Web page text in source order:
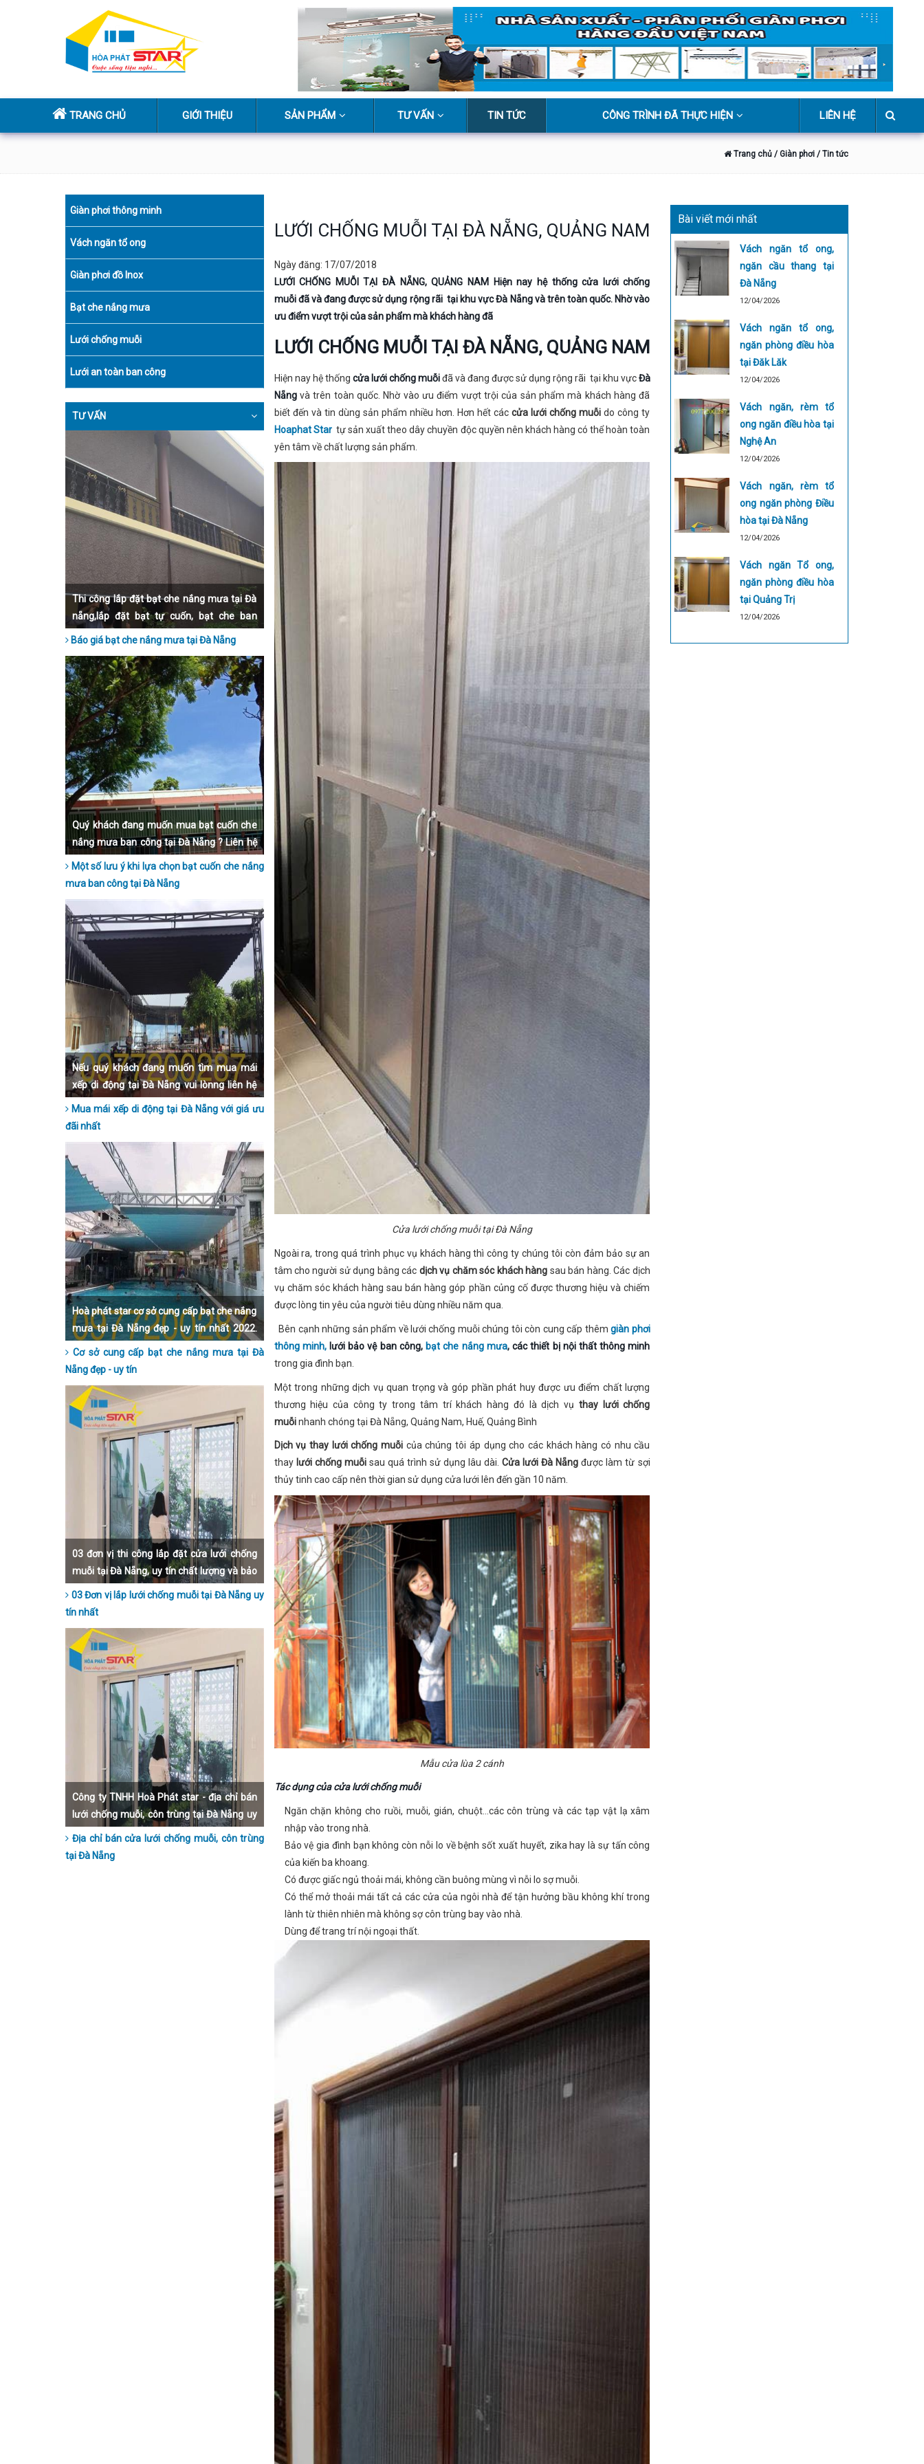
TRANG CHỦ GIỚI THIỆU SẢN PHẨM TƯ VẤN TIN TỨC CÔNG TRÌNH ĐÃ THỰC HIỆN LIÊN HỆ
Trang chủ / Giàn phơi / Tin tức
LƯỚI CHỐNG MUỖI TẠI ĐÀ NẴNG, QUẢNG NAM
Ngày đăng: 17/07/2018
LƯỚI CHỐNG MUỖI TẠI ĐÀ NẴNG, QUẢNG NAM Hiện nay hệ thống cửa lưới chống
muỗi đã và đang được sử dụng rộng rãi tại khu vực Đà Nẵng và trên toàn quốc. Nhờ vào
ưu điểm vượt trội của sản phẩm mà khách hàng đã
LƯỚI CHỐNG MUỖI TẠI ĐÀ NẴNG, QUẢNG NAM
Hiện nay hệ thống cửa lưới chống muỗiđã và đang được sử dụng rộng rãi tại khu vựcĐà
Nẵng và trên toàn quốc. Nhờ vào ưu điểm vượt trội của sản phẩm mà khách hàng đã
biết đến và tin dùng sản phẩm nhiều hơn. Hơn hết cáccửa lưới chống muỗido công ty
Hoaphat Star tự sản xuất theo dây chuyền độc quyền nên khách hàng có thể hoàn toàn
yên tâm về chất lượng sản phẩm.
Cửa lưới chống muỗi tại Đà Nẵng
Ngoài ra, trong quá trình phục vụ khách hàng thì công ty chúng tôi còn đảm bảo sự an
tâm cho người sử dụng bằng các dịch vụ chăm sóc khách hàng sau bán hàng. Các dịch
vụ chăm sóc khách hàng sau bán hàng góp phần củng cố được thương hiệu và chiếm
được lòng tin yêu của người tiêu dùng nhiều năm qua.
Bên cạnh những sản phẩm về lưới chống muỗi chúng tôi còn cung cấp thêm giàn phơi
thông minh, lưới bảo vệ ban công, bạt che nắng mưa, các thiết bị nội thất thông minh
trong gia đình bạn.
Một trong những dịch vụ quan trọng và góp phần phát huy được ưu điểm chất lượng
thương hiệu của công ty trong tâm trí khách hàng đó là dịch vụ thay lưới chống
muỗinhanh chóng tại Đà Nẵng, Quảng Nam, Huế, Quảng Bình
Dịch vụ thay lưới chống muỗi của chúng tôi áp dụng cho các khách hàng có nhu cầu
thay lưới chống muỗisau quá trình sử dụng lâu dài.Cửa lưới Đà Nẵng được làm từ sợi
thủy tinh cao cấp nên thời gian sử dụng cửa lưới lên đến gần 10 năm.
Mẫu cửa lùa 2 cánh
Tác dụng của cửa lưới chống muỗi
Ngăn chặn không cho ruồi, muỗi, gián, chuột…các côn trùng và các tạp vật lạ xâm
nhập vào trong nhà.
Bảo vệ gia đình bạn không còn nỗi lo về bệnh sốt xuất huyết, zika hay là sự tấn công
của kiến ba khoang.
Có được giấc ngủ thoải mái, không cần buông mùng vì nỗi lo sợ muỗi.
Có thể mở thoải mái tất cả các cửa của ngôi nhà để tận hưởng bầu không khí trong
lành từ thiên nhiên mà không sợ côn trùng bay vào nhà.
Dùng để trang trí nội ngoại thất.
Bài viết mới nhất
Vách ngăn tổ ong,
ngăn cầu thang tại
Đà Nẵng
12/04/2026
Vách ngăn tổ ong,
ngăn phòng điều hòa
tại Đăk Lăk
12/04/2026
Vách ngăn, rèm tổ
ong ngăn điều hòa tại
Nghệ An
12/04/2026
Vách ngăn, rèm tổ
ong ngăn phòng Điều
hòa tại Đà Nẵng
12/04/2026
Vách ngăn Tổ ong,
ngăn phòng điều hòa
tại Quảng Trị
12/04/2026
Giàn phơi thông minh
Vách ngăn tổ ong
Giàn phơi đồ Inox
Bạt che nắng mưa
Lưới chống muỗi
Lưới an toàn ban công
TƯ VẤN
Thi công lắp đặt bạt che nắng mưa tại Đà
nẵng,lắp đặt bạt tự cuốn, bạt che ban
công, bạt mái hiên, bạt xếp, uy tín chất
chóng.
Báo giá bạt che nắng mưa tại Đà Nẵng
Quý khách đang muốn mua bạt cuốn che
nắng mưa ban công tại Đà Nẵng ? Liên hệ
ngay đến Hoà Phát Star qua số hotline để
được tư vấn nhé.
Một số lưu ý khi lựa chọn bạt cuốn che nắng
mưa ban công tại Đà Nẵng
Nếu quý khách đang muốn tìm mua mái
xếp di động tại Đà Nẵng vui lònng liên hệ
qua số hotline 0977200287 để được tư vấn
nhanh nhất nhé.
Mua mái xếp di động tại Đà Nẵng với giá ưu
đãi nhất
Hoà phát star cơ sở cung cấp bạt che nắng
mưa tại Đà Nẵng đẹp - uy tín nhất 2022.
Liên hệ qua số hotline 0977200287 để
được hỗ trợ trực tiếp và tận tình nhất nhé.
Cơ sở cung cấp bạt che nắng mưa tại Đà
Nẵng đẹp - uy tín
03 đơn vị thi công lắp đặt cửa lưới chống
muỗi tại Đà Nẵng, uy tín chất lượng và bảo
hành dài hạn nhất hiện nay. Hãy liên hệ để
được lắp đặt nhanh nhất, đẹp nhất và giá
03 Đơn vị lắp lưới chống muỗi tại Đà Nẵng uy
tín nhất
Công ty TNHH Hoà Phát star - địa chỉ bán
lưới chống muỗi, côn trùng tại Đà Nẵng uy
tín nhất hiện nay.
Địa chỉ bán cửa lưới chống muỗi, côn trùng
tại Đà Nẵng